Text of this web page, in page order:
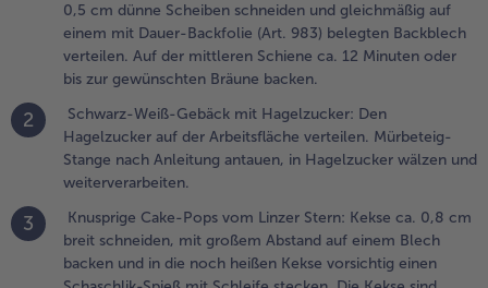
Die
noch
weich
Aus dem
0,5 cm dünne Scheiben schneiden und gleichmäßig auf
einem mit Dauer-Backfolie (Art. 983) belegten Backblech
verteilen. Auf der mittleren Schiene ca. 12 Minuten oder
bis zur gewünschten Bräune backen.
2
Schwarz-Weiß-Gebäck mit Hagelzucker: Den
Hagelzucker auf der Arbeitsfläche verteilen. Mürbeteig-
Stange nach Anleitung antauen, in Hagelzucker wälzen und
weiterverarbeiten.
3
Knusprige Cake-Pops vom Linzer Stern: Kekse ca. 0,8 cm
breit schneiden, mit großem Abstand auf einem Blech
backen und in die noch heißen Kekse vorsichtig einen